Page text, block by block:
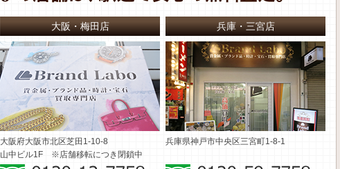
大阪・梅田店
大阪府大阪市北区芝田1-10-8
山中ビル1F ※店舗移転につき閉鎖中
兵庫・三宮店
兵庫県神戸市中央区三宮町1-8-1